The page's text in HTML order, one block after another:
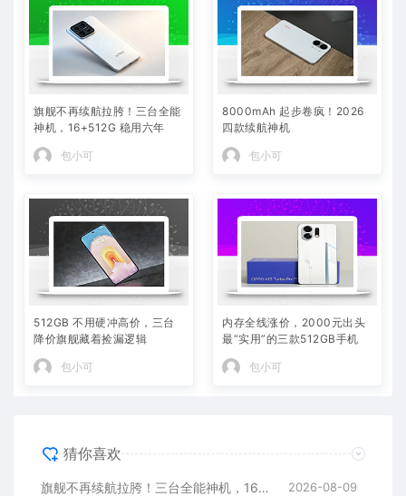
旗舰不再续航拉胯！三台全能
神机，16+512G 稳用六年
包小可
8000mAh 起步卷疯！2026
四款续航神机
包小可
512GB 不用硬冲高价，三台
降价旗舰藏着捡漏逻辑
包小可
内存全线涨价，2000元出头
最“实用”的三款512GB手机
包小可
猜你喜欢
旗舰不再续航拉胯！三台全能神机，16+512G 稳用六年 2026-08-09